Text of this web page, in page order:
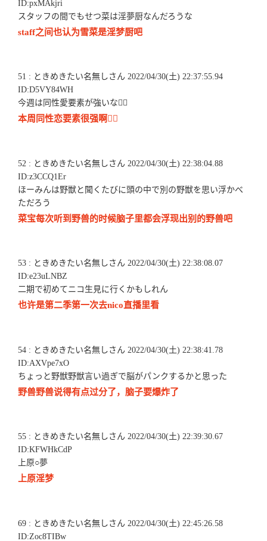
ID:pxMAkjri
スタッフの間でもせつ菜は淫夢厨なんだろうな
staff之间也认为雪菜是淫梦厨吧
51 : ときめきたい名無しさん 2022/04/30(土) 22:37:55.94
ID:D5VY84WH
今週は同性愛要素が強いな🏳‍🌈
本周同性恋要素很强啊🏳‍🌈
52 : ときめきたい名無しさん 2022/04/30(土) 22:38:04.88
ID:z3CCQ1Er
ほーみんは野獣と聞くたびに頭の中で別の野獣を思い浮かべ
ただろう
菜宝每次听到野兽的时候脑子里都会浮现出别的野兽吧
53 : ときめきたい名無しさん 2022/04/30(土) 22:38:08.07
ID:e23uLNBZ
二期で初めてニコ生見に行くかもしれん
也许是第二季第一次去nico直播里看
54 : ときめきたい名無しさん 2022/04/30(土) 22:38:41.78
ID:AXVpe7xO
ちょっと野獣野獣言い過ぎで脳がパンクするかと思った
野兽野兽说得有点过分了，脑子要爆炸了
55 : ときめきたい名無しさん 2022/04/30(土) 22:39:30.67
ID:KFWHkCdP
上原○夢
上原淫梦
69 : ときめきたい名無しさん 2022/04/30(土) 22:45:26.58
ID:Zoc8TIBw